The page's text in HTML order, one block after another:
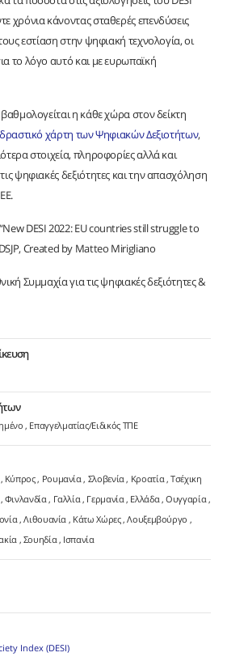
χρόνια κάνοντας σταθερές επενδύσεις
εστίαση στην ψηφιακή τεχνολογία, οι
το λόγο αυτό και με ευρωπαϊκή
η κάθε χώρα στον δείκτη
χάρτη των Ψηφιακών Δεξιοτήτων,
στοιχεία, πληροφορίες αλλά και
ψηφιακές δεξιότητες και την απασχόληση
DESI 2022: EU countries still struggle to
Created by Matteo Mirigliano
Συμμαχία για τις ψηφιακές δεξιότητες &
Επαγγελματίας/Ειδικός ΤΠΕ
Κύπρος Ρουμανία Σλοβενία Κροατία Τσέχικη
Φινλανδία Γαλλία Γερμανία Ελλάδα Ουγγαρία
Λιθουανία Κάτω Χώρες Λουξεμβούργο
Σουηδία Ισπανία
Index (DESI)